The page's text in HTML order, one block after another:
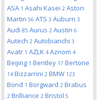
ASA 1 Asahi Kasei 2 Aston
Martin 56 ATS 3 Auburn 3
Audi 85 Aurus 2 Austin 6
Autech 2 Autobianchi 3
Avatr 1 AZLK 4 Aznom 4
Beijing 1 Bentley 17 Bertone
14 Bizzarrini 2 BMW 123
Bond 1 Borgward 2 Brabus
2 Brilliance 2 Bristol 5